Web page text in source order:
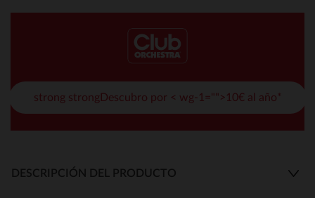
strong strongDescubro por < wg-1="">10€ al año*
DESCRIPCIÓN DEL PRODUCTO